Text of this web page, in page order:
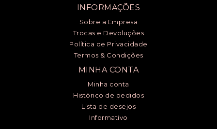
INFORMAÇÕES
Sobre a Empresa
Trocas e Devoluções
Política de Privacidade
Termos & Condições
MINHA CONTA
Minha conta
Histórico de pedidos
Lista de desejos
Informativo